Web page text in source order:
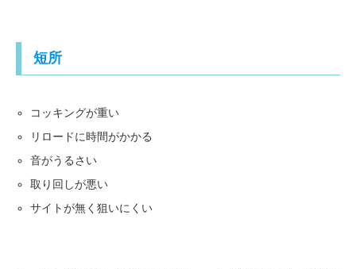
短所
コッキングが重い
リロードに時間がかかる
音がうるさい
取り回しが悪い
サイトが無く狙いにくい